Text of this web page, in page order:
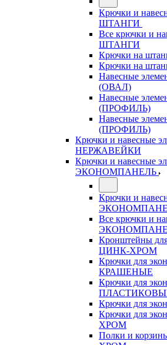
Крючки и
ШТАНГИ
Все крючки и
ШТАНГИ
Крючки на
Крючки на
Навесные
(ОВАЛ)
Навесные
(ПРОФИЛЬ)
Навесные
(ПРОФИЛЬ)
Крючки и навесные
НЕРЖАВЕЙКИ
Крючки и навесные
ЭКОНОМПАНЕЛЬ
Крючки и
Все крючки и
Кронштейны
ЦИНК-ХРОМ
Крючки для
КРАШЕНЫЕ
Крючки для
Крючки для
Крючки для
ХРОМ
Полки и